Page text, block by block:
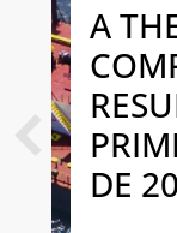
A
DE
Previous